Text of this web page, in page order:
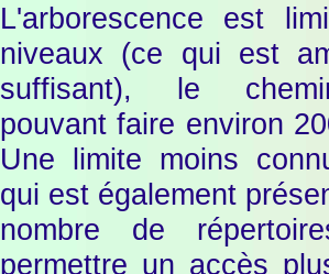
L'arborescence est
niveaux (ce qui est
suffisant), le
pouvant faire environ
Une limite moins
qui est également
nombre de
permettre un accès